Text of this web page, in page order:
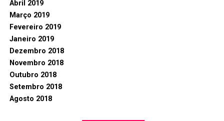
Abril 2019
Março 2019
Fevereiro 2019
Janeiro 2019
Dezembro 2018
Novembro 2018
Outubro 2018
Setembro 2018
Agosto 2018